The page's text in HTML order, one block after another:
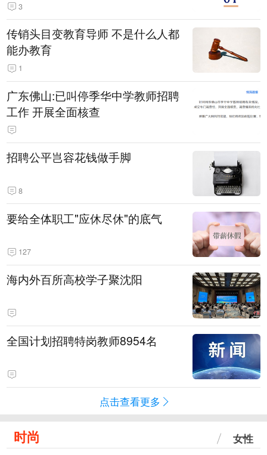
3
传销头目变教育导师 不是什么人都
能办教育
1
广东佛山:已叫停季华中学教师招聘
工作 开展全面核查
招聘公平岂容花钱做手脚
8
要给全体职工"应休尽休"的底气
127
海内外百所高校学子聚沈阳
全国计划招聘特岗教师8954名
点击查看更多
时尚 女性